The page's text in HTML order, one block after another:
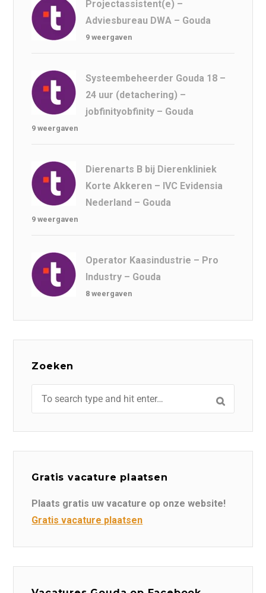
Projectassistent(e) –
Adviesbureau DWA – Gouda
9 weergaven
Systeembeheerder Gouda 18 –
24 uur (detachering) –
jobfinityobfinity – Gouda
9 weergaven
Dierenarts B bij Dierenkliniek
Korte Akkeren – IVC Evidensia
Nederland – Gouda
9 weergaven
Operator Kaasindustrie – Pro
Industry – Gouda
8 weergaven
Zoeken
Gratis vacature plaatsen
Plaats gratis uw vacature op onze website!
Gratis vacature plaatsen